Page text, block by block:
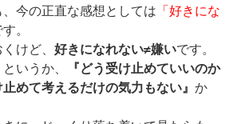
今の正直な感想としては 「好きにな
。
けど、 好きになれない≠嫌いです。
いうか、
『どう受け止めていいのか
めて考えるだけの気力もない』 か